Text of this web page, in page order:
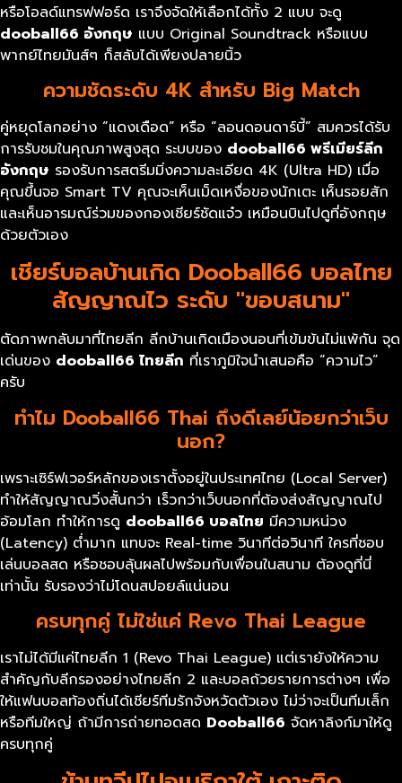
หรือโอลด์แทรฟฟอร์ด เราจึงจัดให้เลือกได้ทั้ง 2 แบบ จะดู
dooball66 อังกฤษ แบบ Original Soundtrack หรือแบบ
พากย์ไทยมันส์ๆ ก็สลับได้เพียงปลายนิ้ว
ความชัดระดับ 4K สำหรับ Big Match
คู่หยุดโลกอย่าง “แดงเดือด” หรือ “ลอนดอนดาร์บี้” สมควรได้รับ
การรับชมในคุณภาพสูงสุด ระบบของ dooball66 พรีเมียร์ลีก
อังกฤษ รองรับการสตรีมมิ่งความละเอียด 4K (Ultra HD) เมื่อ
คุณขึ้นจอ Smart TV คุณจะเห็นเม็ดเหงื่อของนักเตะ เห็นรอยสัก
และเห็นอารมณ์ร่วมของกองเชียร์ชัดแจ๋ว เหมือนบินไปดูที่อังกฤษ
ด้วยตัวเอง
เชียร์บอลบ้านเกิด Dooball66 บอลไทย
สัญญาณไว ระดับ "ขอบสนาม"
ตัดภาพกลับมาที่ไทยลีก ลีกบ้านเกิดเมืองนอนที่เข้มข้นไม่แพ้กัน จุด
เด่นของ dooball66 ไทยลีก ที่เราภูมิใจนำเสนอคือ “ความไว”
ครับ
ทำไม Dooball66 Thai ถึงดีเลย์น้อยกว่าเว็บ
นอก?
เพราะเซิร์ฟเวอร์หลักของเราตั้งอยู่ในประเทศไทย (Local Server)
ทำให้สัญญาณวิ่งสั้นกว่า เร็วกว่าเว็บนอกที่ต้องส่งสัญญาณไป
อ้อมโลก ทำให้การดู dooball66 บอลไทย มีความหน่วง
(Latency) ต่ำมาก แทบจะ Real-time วินาทีต่อวินาที ใครที่ชอบ
เล่นบอลสด หรือชอบลุ้นผลไปพร้อมกับเพื่อนในสนาม ต้องดูที่นี่
เท่านั้น รับรองว่าไม่โดนสปอยล์แน่นอน
ครบทุกคู่ ไม่ใช่แค่ Revo Thai League
เราไม่ได้มีแค่ไทยลีก 1 (Revo Thai League) แต่เรายังให้ความ
สำคัญกับลีกรองอย่างไทยลีก 2 และบอลถ้วยรายการต่างๆ เพื่อ
ให้แฟนบอลท้องถิ่นได้เชียร์ทีมรักจังหวัดตัวเอง ไม่ว่าจะเป็นทีมเล็ก
หรือทีมใหญ่ ถ้ามีการถ่ายทอดสด Dooball66 จัดหาลิงก์มาให้ดู
ครบทุกคู่